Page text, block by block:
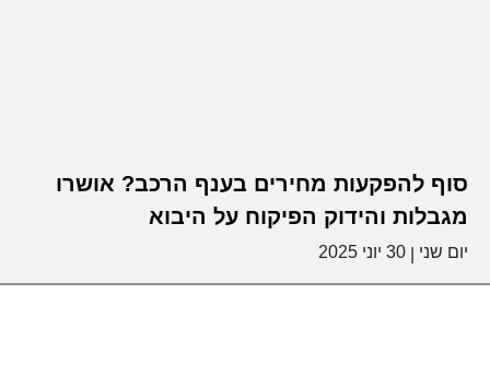
סוף להפקעות מחירים בענף הרכב? אושרו
מגבלות והידוק הפיקוח על היבוא
יום שני 30 יוני 2025